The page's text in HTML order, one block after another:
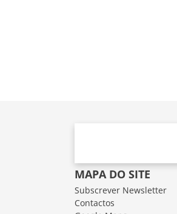
MAPA DO SITE
Subscrever Newsletter
Contactos